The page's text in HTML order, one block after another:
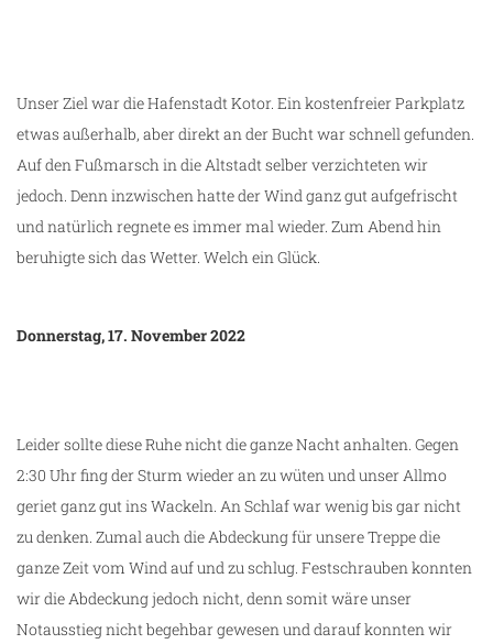
Unser Ziel war die Hafenstadt Kotor. Ein kostenfreier Parkplatz
etwas außerhalb, aber direkt an der Bucht war schnell gefunden.
Auf den Fußmarsch in die Altstadt selber verzichteten wir
jedoch. Denn inzwischen hatte der Wind ganz gut aufgefrischt
und natürlich regnete es immer mal wieder. Zum Abend hin
beruhigte sich das Wetter. Welch ein Glück.
Donnerstag, 17. November 2022
Leider sollte diese Ruhe nicht die ganze Nacht anhalten. Gegen
2:30 Uhr fing der Sturm wieder an zu wüten und unser Allmo
geriet ganz gut ins Wackeln. An Schlaf war wenig bis gar nicht
zu denken. Zumal auch die Abdeckung für unsere Treppe die
ganze Zeit vom Wind auf und zu schlug. Festschrauben konnten
wir die Abdeckung jedoch nicht, denn somit wäre unser
Notausstieg nicht begehbar gewesen und darauf konnten wir